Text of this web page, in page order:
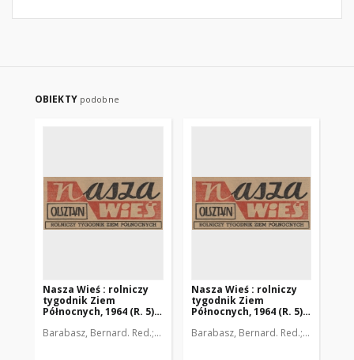
OBIEKTY podobne
Nasza Wieś : rolniczy
tygodnik Ziem
Północnych, 1964 (R. 5),
Barabasz, Bernard. Red. Barzdo, Witold. Red. Dobrzański, Julian.
Nasza Wieś : rolniczy
tygodnik Ziem
Północnych, 1964 (R. 5),
Barabasz, Bernard. Red. Barzdo,